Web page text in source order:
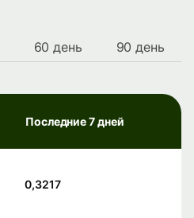
60 день 90 день
Последние 7 дней
0,3217